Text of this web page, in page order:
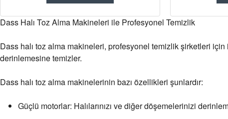
Dass Halı Toz Alma Makineleri ile Profesyonel Temizlik
Dass halı toz alma makineleri, profesyonel temizlik şirketleri için
derinlemesine temizler.
Dass halı toz alma makinelerinin bazı özellikleri şunlardır:
Güçlü motorlar: Halılarınızı ve diğer döşemelerinizi